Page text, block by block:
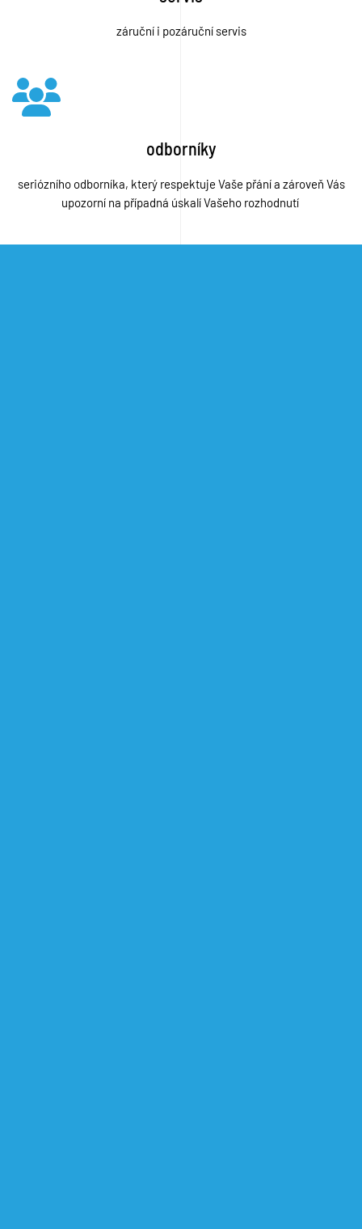
záruční i pozáruční servis
odborníky
seriózního odborníka, který respektuje Vaše přání a zároveň Vás
upozorní na případná úskalí Vašeho rozhodnutí